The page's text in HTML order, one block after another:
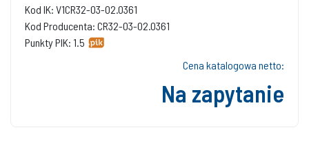
Kod IK: V1CR32-03-02.0361
Kod Producenta: CR32-03-02.0361
Punkty PIK: 1.5
Cena katalogowa netto:
Na zapytanie